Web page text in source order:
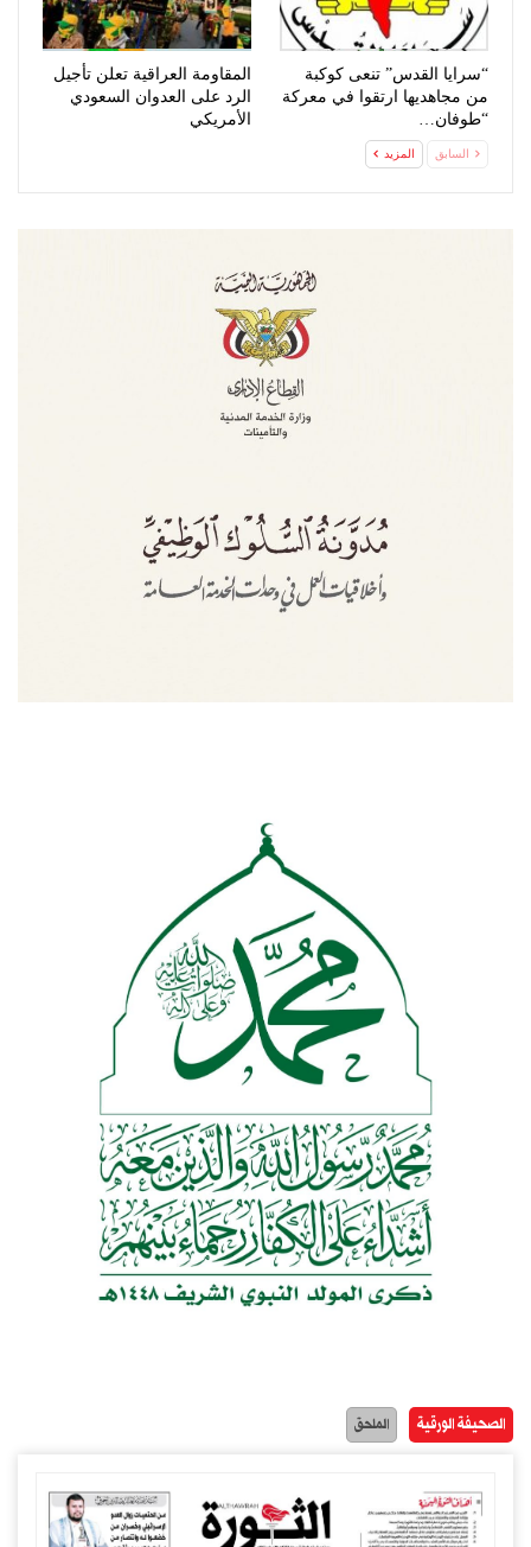
“سرايا القدس” تنعى كوكبة
من مجاهديها ارتقوا في معركة
“طوفان…
المقاومة العراقية تعلن تأجيل
الرد على العدوان السعودي
الأمريكي
السابق المزيد
الصحيفة الورقية الملحق